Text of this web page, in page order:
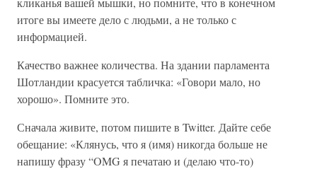
итоге вы имеете дело с людьми, а не только с
информацией.
Качество важнее количества. На здании парламента
Шотландии красуется табличка: «Говори мало, но
хорошо». Помните это.
Сначала живите, потом пишите в Twitter. Дайте себе
обещание: «Клянусь, что я (имя) никогда больше не
напишу фразу “OMG я печатаю и (делаю что-то)